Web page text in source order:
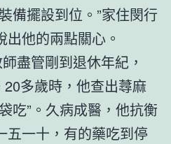
備擺設到位。”家住閔行
他的兩點關心。
盡管剛到退休年紀，
20多歲時，他查出蕁麻
吃”。久病成醫，他抗衡
五一十，有的藥吃到停